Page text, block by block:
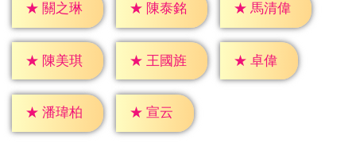
★ 關之琳 ★ 陳泰銘 ★ 馬清偉
★ 陳美琪 ★ 王國旌 ★ 卓偉
★ 潘瑋柏 ★ 宣云